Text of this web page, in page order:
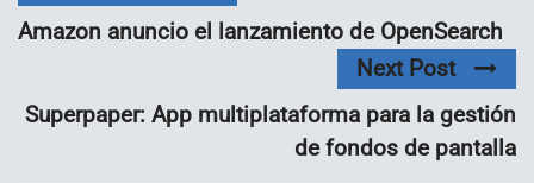
Amazon anuncio el lanzamiento de OpenSearch
Next Post
Superpaper: App multiplataforma para la gestión
de fondos de pantalla